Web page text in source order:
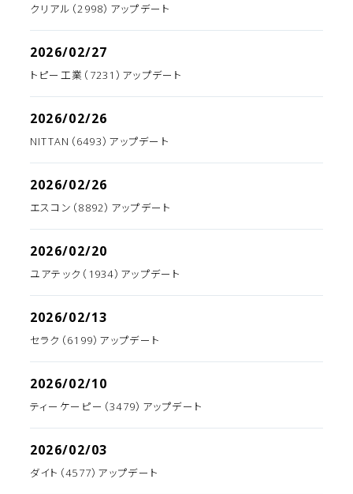
クリアル（2998）アップデート
2026/02/27
トピー工業（7231）アップデート
2026/02/26
NITTAN（6493）アップデート
2026/02/26
エスコン（8892）アップデート
2026/02/20
ユアテック（1934）アップデート
2026/02/13
セラク（6199）アップデート
2026/02/10
ティーケーピー（3479）アップデート
2026/02/03
ダイト（4577）アップデート